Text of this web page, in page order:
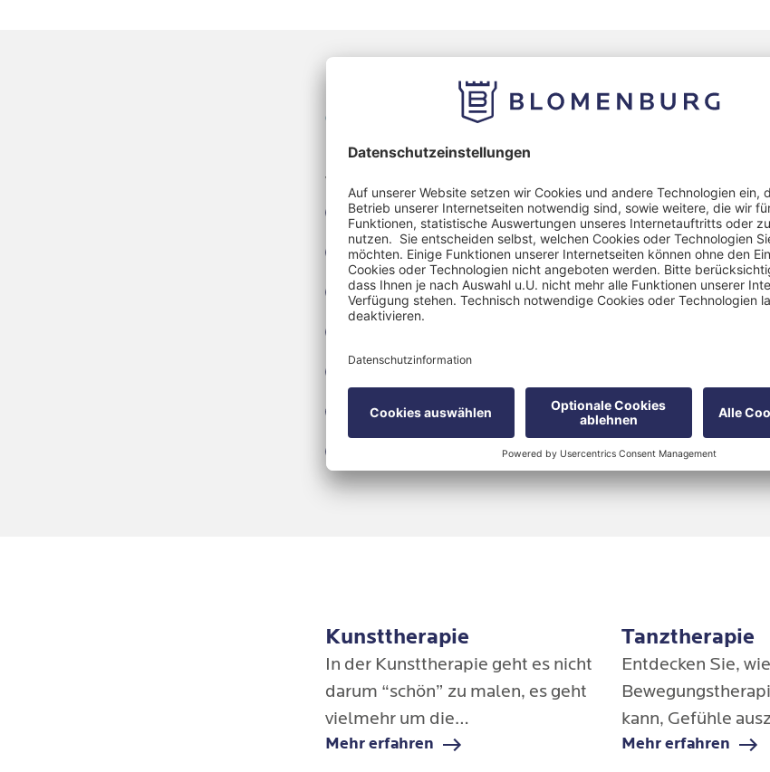
Unser Seminarangebot
Unsere Seminare beziehen sich neben der
verschiedenen Krankheitsbilder zusätzlich auf folgende
Depressionsgruppe
Stressbewältigung
Schlafhygiene
Schemata- prägende Lern- und
Kunsttherapie
In der Kunsttherapie geht es nicht
darum “schön” zu malen, es geht
vielmehr um die
Entstehungsprozesse und das
Mehr erfahren
Tanztherapie
Entdecken Sie,
kann, Gefühle
innere
Mehr erfahren